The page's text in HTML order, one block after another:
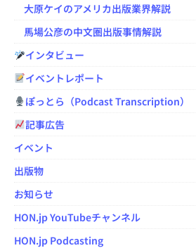
大原ケイのアメリカ出版業界解説
馬場公彦の中文圏出版事情解説
インタビュー
イベントレポート
ぽっとら（Podcast Transcription）
記事広告
イベント
出版物
お知らせ
HON.jp YouTubeチャンネル
HON.jp Podcasting